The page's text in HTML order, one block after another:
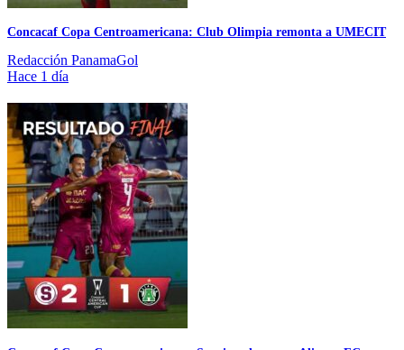
Concacaf Copa Centroamericana: Club Olimpia remonta a UMECIT
Redacción PanamaGol
Hace 1 día